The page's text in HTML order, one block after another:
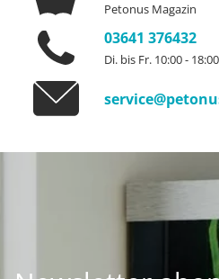
Petonus Magazin
03641 376432
Di. bis Fr. 10:00 -